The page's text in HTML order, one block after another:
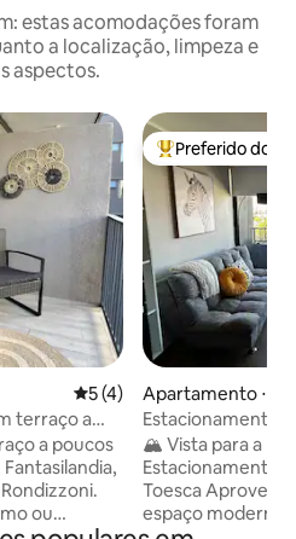
estas acomodações foram
a localização, limpeza e
aspectos.
5 de uma avaliação média
5 (4)
terraço a
Arenaa poucos
ou
Entre os
Preferido dos
Apartamento ⋅
Estacionamento ·
· Estação de
🏔️ Vista para a
Estacionamento
Toesca Aproveite Santiago em um
espaço moderno,